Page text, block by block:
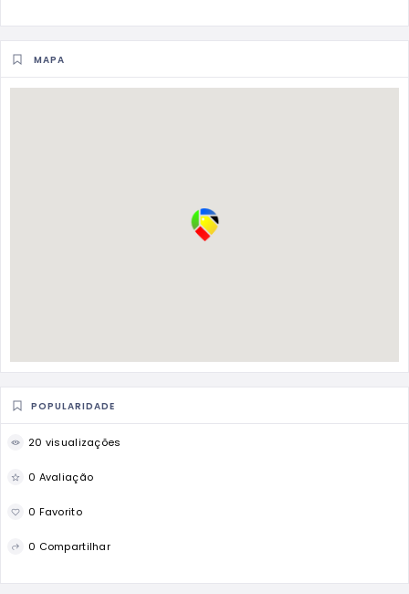
MAPA
POPULARIDADE
20 visualizações
0 Avaliação
0 Favorito
0 Compartilhar